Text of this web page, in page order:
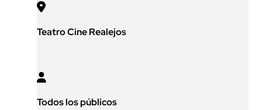

Teatro Cine Realejos

Todos los públicos